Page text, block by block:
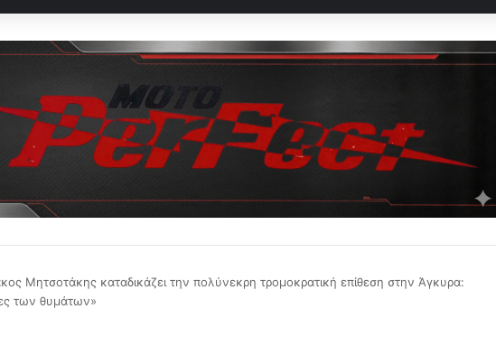
Μητσοτάκης καταδικάζει την πολύνεκρη τρομοκρατική επίθεση στην Άγκυρα:
των θυμάτων»